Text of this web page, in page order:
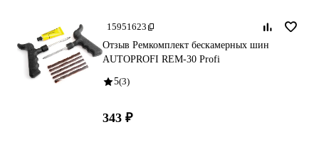
15951623
Отзыв Ремкомплект бескамерных шин
AUTOPROFI REM-30 Profi
5(3)
343 ₽